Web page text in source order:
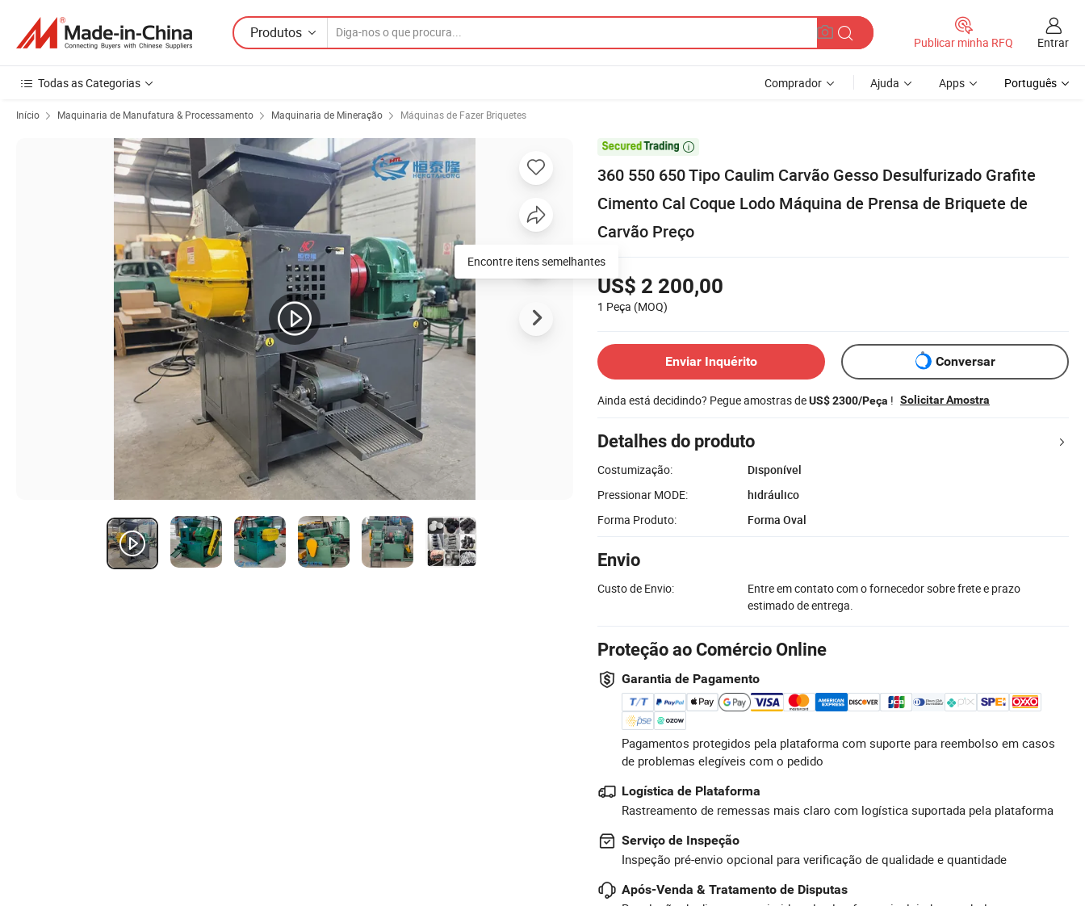
Produtos
Publicar minha RFQ Entrar
Todas as Categorias Comprador Ajuda Apps Português
Início Maquinaria de Manufatura & Processamento Maquinaria de Mineração Máquinas de Fazer Briquetes

360 550 650 Tipo Caulim Carvão Gesso Desulfurizado Grafite
Cimento Cal Coque Lodo Máquina de Prensa de Briquete de
Carvão Preço
US$ 2 200,00
1 Peça (MOQ)
Enviar Inquérito Conversar
Ainda está decidindo? Pegue amostras deUS$ 2300/Peça ! Solicitar Amostra
Detalhes do produto
Costumização:
Disponível
Pressionar MODE:
hidráulico
Forma Produto:
Forma Oval
Envio
Custo de Envio:
Entre em contato com o fornecedor sobre frete e prazo
estimado de entrega.
Proteção ao Comércio Online
Garantia de Pagamento
Pagamentos protegidos pela plataforma com suporte para reembolso em casos
de problemas elegíveis com o pedido
Logística de Plataforma
Rastreamento de remessas mais claro com logística suportada pela plataforma
Serviço de Inspeção
Inspeção pré-envio opcional para verificação de qualidade e quantidade
Após-Venda & Tratamento de Disputas
Encontre itens semelhantes